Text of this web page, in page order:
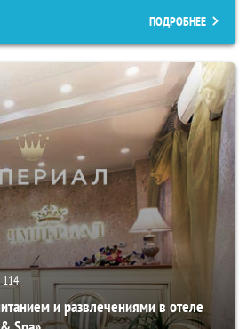
ПОДРОБНЕЕ
114
и развлечениями в отеле